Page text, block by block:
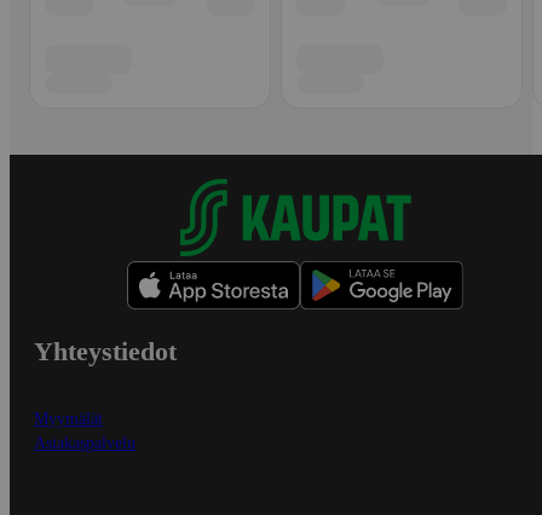
Yhteystiedot
Myymälät
Asiakaspalvelu